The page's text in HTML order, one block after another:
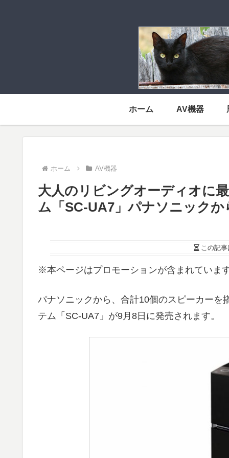
ホーム AV機器
ホーム AV機器
大人のリビングオーディオに
ム「SC-UA7」パナソニックか
この記事
※本ページはプロモーションが含まれていま
パナソニックから、合計10個のスピーカー
テム「SC-UA7」が9月8日に発売されます。